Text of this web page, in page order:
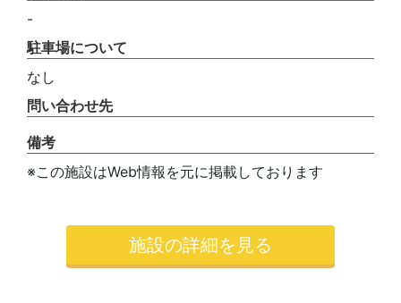
-
駐車場について
なし
問い合わせ先
備考
※この施設はWeb情報を元に掲載しております
施設の詳細を見る